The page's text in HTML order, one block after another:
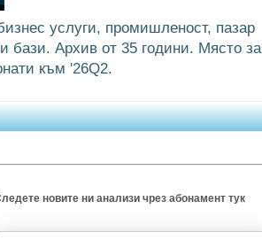
услуги, промишленост, пазар
бази. Архив от 35 години. Място за
към '26Q2.
новите ни анализи чрез абонамент тук